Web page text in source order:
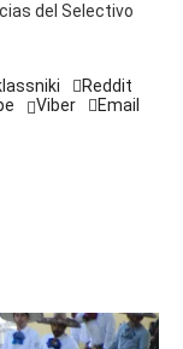
del Selectivo
Reddit
Viber Email